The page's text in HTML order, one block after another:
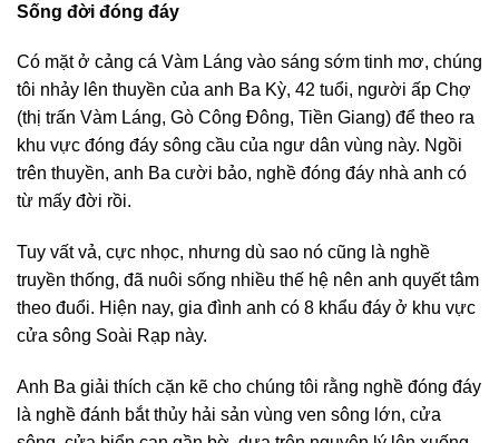
Sống đời đóng đáy
Có mặt ở cảng cá Vàm Láng vào sáng sớm tinh mơ, chúng
tôi nhảy lên thuyền của anh Ba Kỳ, 42 tuổi, người ấp Chợ
(thị trấn Vàm Láng, Gò Công Đông, Tiền Giang) để theo ra
khu vực đóng đáy sông cầu của ngư dân vùng này. Ngồi
trên thuyền, anh Ba cười bảo, nghề đóng đáy nhà anh có
từ mấy đời rồi.
Tuy vất vả, cực nhọc, nhưng dù sao nó cũng là nghề
truyền thống, đã nuôi sống nhiều thế hệ nên anh quyết tâm
theo đuổi. Hiện nay, gia đình anh có 8 khẩu đáy ở khu vực
cửa sông Soài Rạp này.
Anh Ba giải thích cặn kẽ cho chúng tôi rằng nghề đóng đáy
là nghề đánh bắt thủy hải sản vùng ven sông lớn, cửa